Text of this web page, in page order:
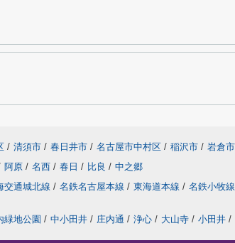
/ 清須市 / 春日井市 / 名古屋市中村区 / 稲沢市 / 岩倉市
阿原 / 名西 / 春日 / 比良 / 中之郷
交通城北線 / 名鉄名古屋本線 / 東海道本線 / 名鉄小牧線
緑地公園 / 中小田井 / 庄内通 / 浄心 / 大山寺 / 小田井 /